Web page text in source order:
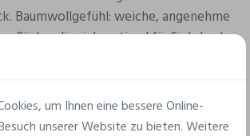
Baumwollgefühl: weiche, angenehme
die sich optimal für Siebdruck
um Ihnen eine bessere Online-
unserer Website zu bieten. Weitere